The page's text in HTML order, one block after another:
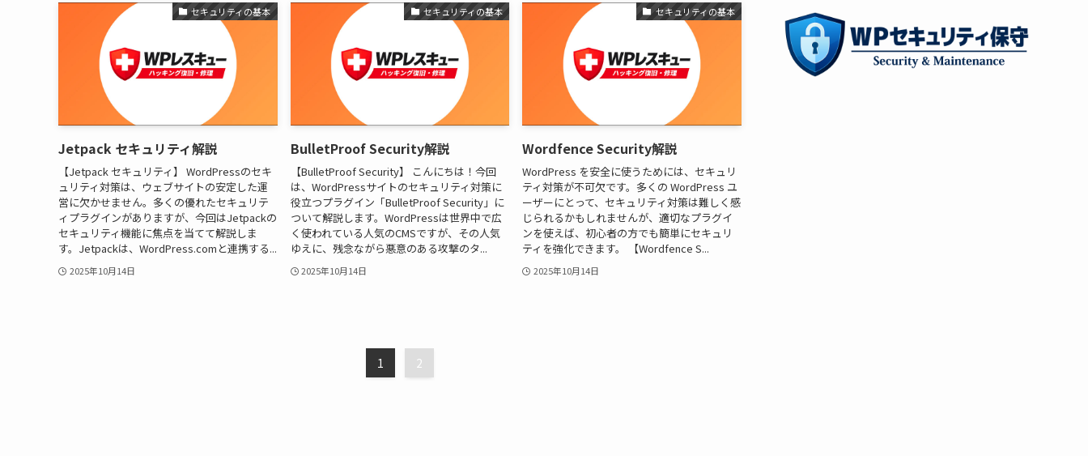
セキュリティの基本
Jetpack セキュリティ解説
【Jetpack セキュリティ】 WordPressのセキ
ュリティ対策は、ウェブサイトの安定した運
営に欠かせません。多くの優れたセキュリテ
ィプラグインがありますが、今回はJetpackの
セキュリティ機能に焦点を当てて解説しま
す。Jetpackは、WordPress.comと連携する...
2025年10月14日
セキュリティの基本
BulletProof Security解説
【BulletProof Security】 こんにちは！今回
は、WordPressサイトのセキュリティ対策に
役立つプラグイン「BulletProof Security」に
ついて解説します。WordPressは世界中で広
く使われている人気のCMSですが、その人気
ゆえに、残念ながら悪意のある攻撃のタ...
2025年10月14日
セキュリティの基本
Wordfence Security解説
WordPress を安全に使うためには、セキュリ
ティ対策が不可欠です。多くの WordPress ユ
ーザーにとって、セキュリティ対策は難しく感
じられるかもしれませんが、適切なプラグイ
ンを使えば、初心者の方でも簡単にセキュリ
ティを強化できます。 【Wordfence S...
2025年10月14日
1 2